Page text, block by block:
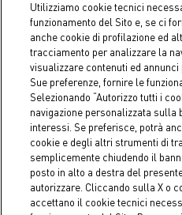
Coin S.p.A. C.F./P.IVA
Euro
Utilizziamo cookie tecnici
funzionamento del Sito e, se ci
anche cookie di profilazione ed
tracciamento per analizzare la
visualizzare contenuti ed
Sue preferenze, fornire le
Selezionando “Autorizzo tutti i
navigazione personalizzata sulla
interessi. Se preferisce, potrà
cookie e degli altri strumenti di
semplicemente chiudendo il
posto in alto a destra del
autorizzare. Cliccando sulla X o
accettano il cookie tecnici